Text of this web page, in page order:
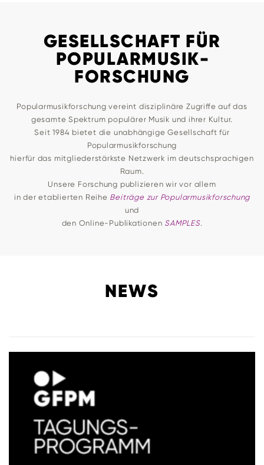
GESELLSCHAFT FÜR
POPULARMUSIK­
FORSCHUNG
Popularmusikforschung vereint disziplinäre Zugriffe auf das
gesamte Spektrum populärer Musik und ihrer Kultur.
Seit 1984 bietet die unabhängige Gesellschaft für
Popularmusikforschung
hierfür das mitgliederstärkste Netzwerk im deutschsprachigen
Raum.
Unsere Forschung publizieren wir vor allem
in der etablierten Reihe Beiträge zur Popularmusikforschung
und
den Online-Publikationen SAMPLES.
NEWS